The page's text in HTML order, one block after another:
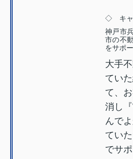
◇ キャ
神戸市
市の不
をサポ
大手
てい
て、
消し
んで
てい
でサ